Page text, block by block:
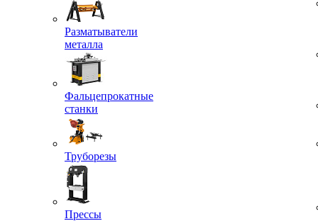
Разматыватели
металла
Фальцепрокатные
станки
Труборезы
Прессы